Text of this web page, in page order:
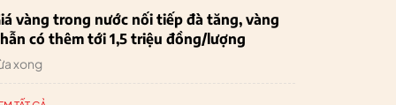
vàng trong nước nối tiếp đà tăng, vàng
có thêm tới 1,5 triệu đồng/lượng
xong